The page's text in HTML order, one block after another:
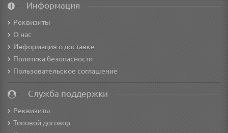
Информация
Реквизиты
О нас
Информация о доставке
Политика безопасности
Пользовательское соглашение
Служба поддержки
Реквизиты
Типовой договор